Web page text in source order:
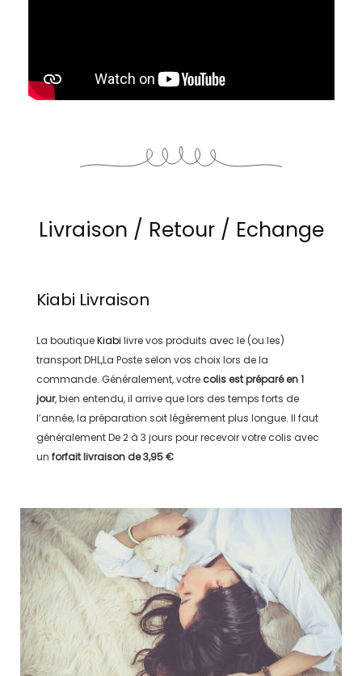
Livraison / Retour / Echange
Kiabi Livraison
La boutiqueKiabi livre vos produits avec le (ou les)
transportDHL,La Posteselon vos choix lors de la
commande. Généralement, votre colis est préparé en1
jour, bien entendu, il arrive que lors des temps forts de
l’année, la préparation soit légérement plus longue. Il faut
généralementDe 2 à 3 jours pour recevoir votre colis avec
un forfait livraison de3,95 €